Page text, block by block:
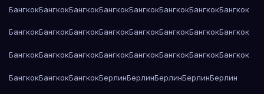
БангкокБангкокБангкокБангкокБангкокБангкокБангкокБангкок
БангкокБангкокБангкокБангкокБангкокБангкокБангкокБангкок
БангкокБангкокБангкокБангкокБангкокБангкокБангкокБангкок
БангкокБангкокБангкокБерлинБерлинБерлинБерлинБерлин